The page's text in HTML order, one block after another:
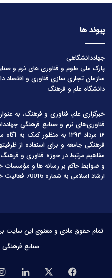
پیوند ها
جهاددانشگاهی
پارک ملی علوم و فناوری های نرم و
سازمان تجاری سازی فناوری و اقتصاد
دانشگاه علم و فرهنگ
خبرگزاری علم، فناوری و فرهنگ، به
فناوری‌های نرم و صنایع فرهنگیِ
۱۶ مرداد ۱۳۹۳ به منظور کمک
فرهنگی جامعه و برای استفاده از
مفاهیم مرتبط در حوزه فناوری و
و ضوابط حاکم بر رسانه ها و مؤسسات
ارشاد اسلامی به شماره 70016 فعالیت خود را آغاز کرده است.
تمام حقوق مادی و معنوی این سایت
صنایع
فیس